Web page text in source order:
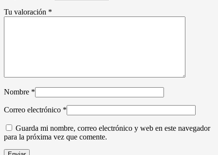
Tu valoración *
Nombre *
Correo electrónico *
Guarda mi nombre, correo electrónico y web en este navegador
para la próxima vez que comente.